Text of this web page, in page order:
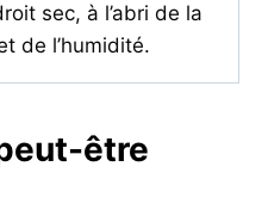
sec, à l’abri de la
de l’humidité.
être